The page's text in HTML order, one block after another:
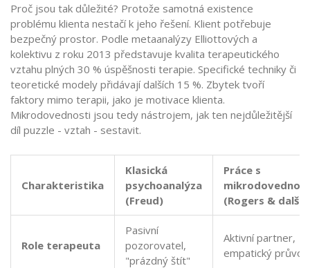
Proč jsou tak důležité? Protože samotná existence
problému klienta nestačí k jeho řešení. Klient potřebuje
bezpečný prostor. Podle metaanalýzy Elliottových a
kolektivu z roku 2013 představuje kvalita terapeutického
vztahu plných 30 % úspěšnosti terapie. Specifické techniky či
teoretické modely přidávají dalších 15 %. Zbytek tvoří
faktory mimo terapii, jako je motivace klienta.
Mikrodovednosti jsou tedy nástrojem, jak ten nejdůležitější
díl puzzle - vztah - sestavit.
Charakteristika
Klasická
psychoanalýza
(Freud)
Práce s
(Rogers & další)
Role terapeuta
Pasivní
pozorovatel,
"prázdný štít"
Aktivní partner,
empatický